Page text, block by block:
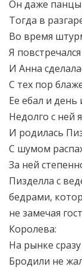
Он даже
Тогда в
Во время
Я
И Анна
С тех пор
Ее ебал и день
Недолго с ней
И родилась
С шумом
За ней
Пизделла с
бедрами,
не замечая
Королева:
На рынке
Бродили не